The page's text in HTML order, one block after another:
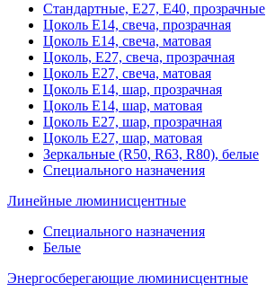
Стандартные, Е27, Е40, прозрачные
Цоколь Е14, свеча, прозрачная
Цоколь Е14, свеча, матовая
Цоколь, Е27, свеча, прозрачная
Цоколь Е27, свеча, матовая
Цоколь Е14, шар, прозрачная
Цоколь Е14, шар, матовая
Цоколь Е27, шар, прозрачная
Цоколь Е27, шар, матовая
Зеркальные (R50, R63, R80), белые
Специального назначения
Линейные люминисцентные
Специального назначения
Белые
Энергосберегающие люминисцентные